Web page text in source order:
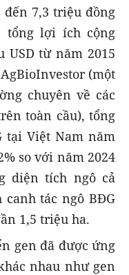
7,3 triệu đồng
tổng lợi ích cộng
USD từ năm 2015
(một
chuyên về các
toàn cầu), tổng
tại Việt Nam năm
so với năm 2024
diện tích ngô cả
tác ngô BĐG
1,5 triệu ha.
gen đã được ứng
nhau như gen